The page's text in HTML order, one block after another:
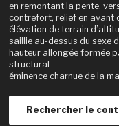
en remontant la pente,
contrefort, relief en avant
élévation de terrain
saillie au-dessus du sexe
hauteur allongée formée
structural
éminence charnue de la
Rechercher le